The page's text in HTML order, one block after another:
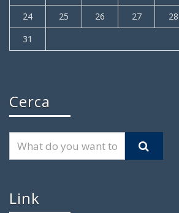
24
25 26 27 28
31
Cerca
Link